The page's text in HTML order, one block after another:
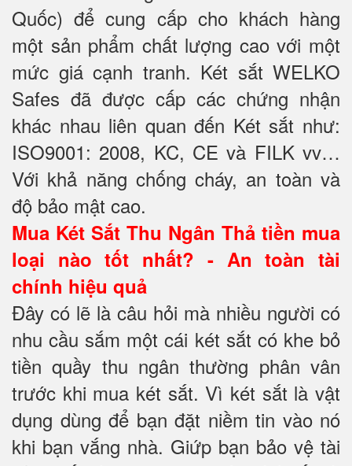
Quốc) để cung cấp cho khách hàng
một sản phẩm chất lượng cao với một
mức giá cạnh tranh. Két sắt WELKO
Safes đã được cấp các chứng nhận
khác nhau liên quan đến Két sắt như:
ISO9001: 2008, KC, CE và FILK vv…
Với khả năng chống cháy, an toàn và
độ bảo mật cao.
Mua Két Sắt Thu Ngân Thả tiền mua
loại nào tốt nhất? - An toàn tài
chính hiệu quả
Đây có lẽ là câu hỏi mà nhiều người có
nhu cầu sắm một cái két sắt có khe bỏ
tiền quầy thu ngân thường phân vân
trước khi mua két sắt. Vì két sắt là vật
dụng dùng để bạn đặt niềm tin vào nó
khi bạn vắng nhà. Giứp bạn bảo vệ tài